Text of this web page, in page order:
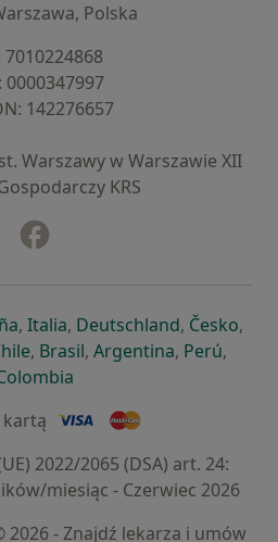
Polska
⁠7010224868
⁠0000347997
⁠142276657
Warszawy w Warszawie XII
KRS
karcie
się w nowej karcie
otwiera się w nowej karcie
, Italiaotwiera się w nowej
, Deutschlandotwiera się
, Česko,
w nowej karcie
się w nowej karcie
otwiera się w nowej karcie
, Brasilotwiera się w nowej
, Argentinaotwiera się
, Perú,
kartą
2022/2065 (DSA) art. 24:
miesiąc - Czerwiec 2026
- Znajdź lekarza i umów